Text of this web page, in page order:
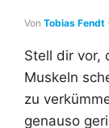
Von Tobias Fendt
Stell dir vor,
Muskeln
zu
genauso